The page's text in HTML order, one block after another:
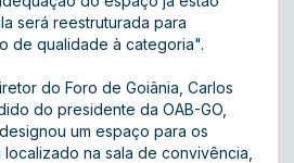
será reestruturada para
de qualidade à categoria".
do Foro de Goiânia, Carlos
do presidente da OAB-GO,
um espaço para os
na sala de convivência,